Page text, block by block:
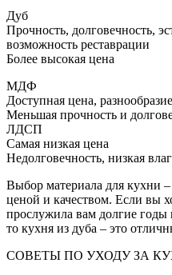
Дуб
Прочность, долговечность,
возможность реставрации
Более высокая цена
МДФ
Доступная цена,
Меньшая прочность и
ЛДСП
Самая низкая цена
Недолговечность, низкая
Выбор материала для кухни
ценой и качеством. Если вы
прослужила вам долгие годы
то кухня из дуба – это
СОВЕТЫ ПО УХОДУ ЗА